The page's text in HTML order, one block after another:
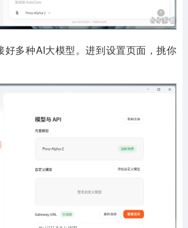
好多种AI大模型。进到设置页面，挑你